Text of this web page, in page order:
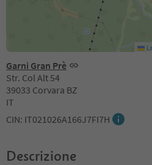
Garni Gran Prè
Str. Col Alt 54
39033 Corvara BZ
IT
CIN: IT021026A166J7FI7H
Descrizione